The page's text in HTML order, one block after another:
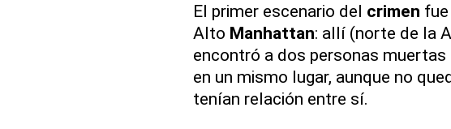
El primer escenario del crimen
Alto Manhattan: allí (norte de la
encontró a dos personas muertas
en un mismo lugar, aunque no
tenían relación entre sí.